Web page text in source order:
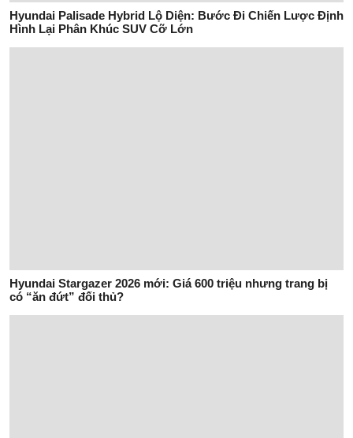
Hyundai Palisade Hybrid Lộ Diện: Bước Đi Chiến Lược Định
Hình Lại Phân Khúc SUV Cỡ Lớn
Hyundai Stargazer 2026 mới: Giá 600 triệu nhưng trang bị
có “ăn đứt” đối thủ?